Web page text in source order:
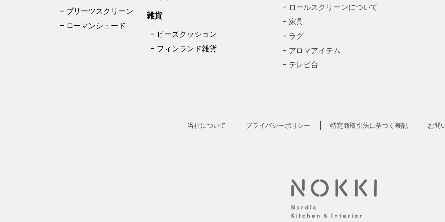
– プリーツスクリーン
– ローマンシェード
雑貨
– ビーズクッション
– フィンランド雑貨
– ロールスクリーンについて
– 家具
– ラグ
– アロマアイテム
– テレビ台
当社について プライバシーポリシー 特定商取引法に基づく表記 お問